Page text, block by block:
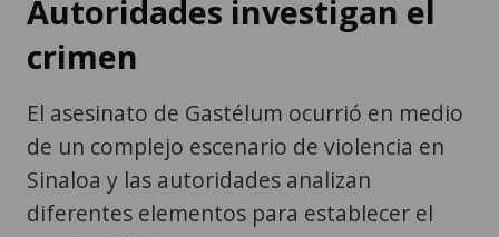
Autoridades investigan el
crimen
El asesinato de Gastélum ocurrió en medio
de un complejo escenario de violencia en
Sinaloa y las autoridades analizan
diferentes elementos para establecer el